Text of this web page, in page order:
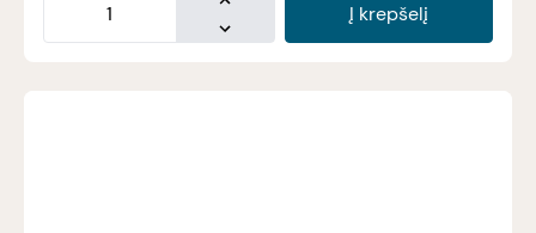
Į krepšelį